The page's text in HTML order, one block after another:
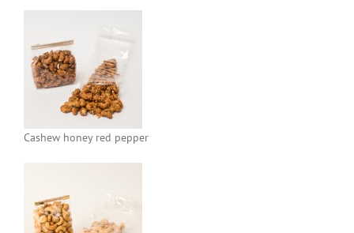
Cashew honey red pepper